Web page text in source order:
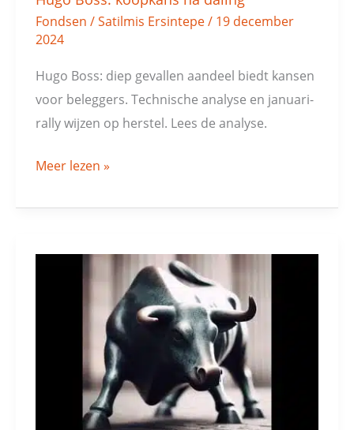
Fondsen /Satilmis Ersintepe/ 19 december
2024
Hugo Boss: diep gevallen aandeel biedt kansen
voor beleggers. Technische analyse en januari-
rally wijzen op herstel. Lees de analyse.
Meer lezen »
veelbelovend